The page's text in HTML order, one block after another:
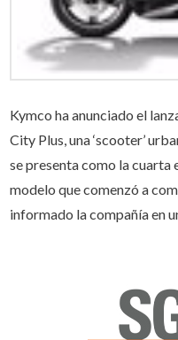
Kymco ha anunciado el
City Plus, una ‘scooter’
se presenta como la
modelo que comenzó a
informado la compañía en